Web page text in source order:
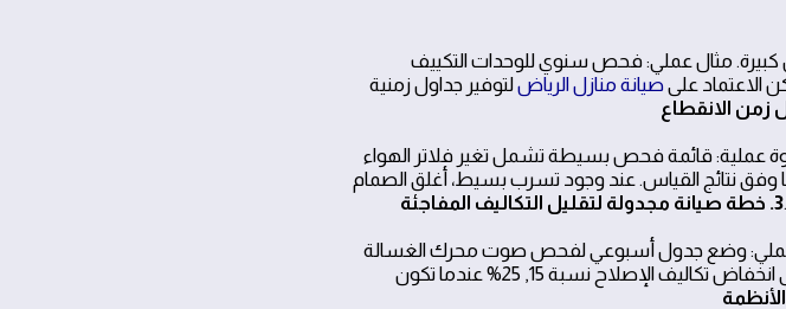
مثال عملي: فحص سنوي للوحدات التكييف
الاعتماد علىصيانة منازل الرياضلتوفير جداول زمنية
عملية: قائمة فحص بسيطة تشمل تغير فلاتر الهواء
وفق نتائج القياس. عند وجود تسرب بسيط، أغلق الصمام
3. خطة صيانة مجدولة لتقليل التكاليف المفاجئة
عملي: وضع جدول أسبوعي لفحص صوت محرك الغسالة
واستبدال الشمعات قبل فصل الشتاء. بيانات الخبراء تشير إلى انخفاض تكاليف الإصلاح نسبة 15, 25% عندما تكون